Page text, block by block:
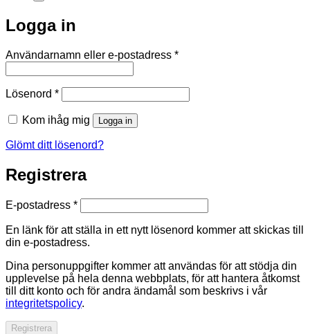
Logga in
Användarnamn eller e-postadress *Obligatoriskt
Lösenord *Obligatoriskt
Kom ihåg mig Logga in
Glömt ditt lösenord?
Registrera
E-postadress *Obligatoriskt
En länk för att ställa in ett nytt lösenord kommer att skickas till
din e-postadress.
Dina personuppgifter kommer att användas för att stödja din
upplevelse på hela denna webbplats, för att hantera åtkomst
till ditt konto och för andra ändamål som beskrivs i vår
integritetspolicy.
Registrera